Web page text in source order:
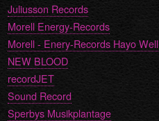
Juliusson Records
Morell Energy-Records
Morell - Enery-Records Hayo Well
NEW BLOOD
recordJET
Sound Record
Sperbys Musikplantage